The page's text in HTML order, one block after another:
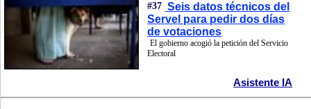
#37 Seis datos técnicos del
Servel para pedir dos días
de votaciones
El gobierno acogió la petición del Servicio
Electoral
Asistente IA